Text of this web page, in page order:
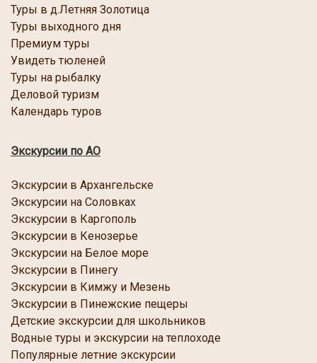
Туры в д.Летняя Золотица
Туры выходного дня
Премиум туры
Увидеть тюленей
Туры на рыбалку
Деловой туризм
Календарь туров
Экскурсии по АО
Экскурсии в Архангельске
Экскурсии на Соловках
Экскурсии в Каргополь
Экскурсии в Кенозерье
Экскурсии на Белое море
Экскурсии в Пинегу
Экскурсии в Кимжу и Мезень
Экскурсии в Пинежские пещеры
Детские экскурсии для школьников
Водные туры и экскурсии на теплоходе
Популярные летние экскурсии